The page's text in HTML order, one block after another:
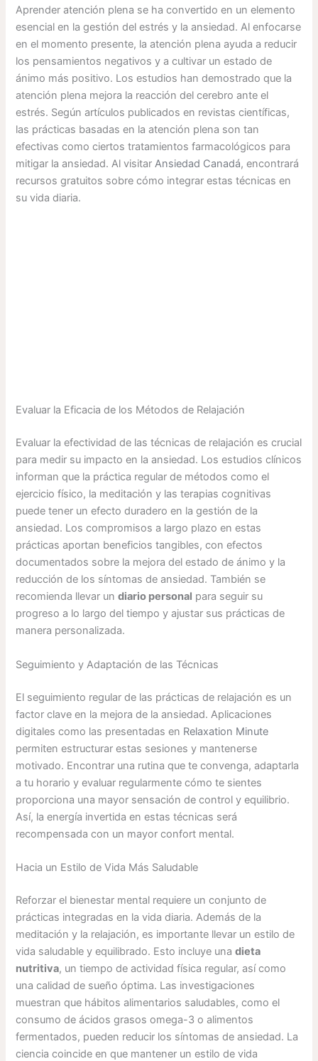
Aprender atención plena se ha convertido en un elemento
esencial en la gestión del estrés y la ansiedad. Al enfocarse
en el momento presente, la atención plena ayuda a reducir
los pensamientos negativos y a cultivar un estado de
ánimo más positivo. Los estudios han demostrado que la
atención plena mejora la reacción del cerebro ante el
estrés. Según artículos publicados en revistas científicas,
las prácticas basadas en la atención plena son tan
efectivas como ciertos tratamientos farmacológicos para
mitigar la ansiedad. Al visitarAnsiedad Canadá, encontrará
recursos gratuitos sobre cómo integrar estas técnicas en
su vida diaria.
Evaluar la Eficacia de los Métodos de Relajación
Evaluar la efectividad de las técnicas de relajación es crucial
para medir su impacto en la ansiedad. Los estudios clínicos
informan que la práctica regular de métodos como el
ejercicio físico, la meditación y las terapias cognitivas
puede tener un efecto duradero en la gestión de la
ansiedad. Los compromisos a largo plazo en estas
prácticas aportan beneficios tangibles, con efectos
documentados sobre la mejora del estado de ánimo y la
reducción de los síntomas de ansiedad. También se
recomienda llevar undiario personal para seguir su
progreso a lo largo del tiempo y ajustar sus prácticas de
manera personalizada.
Seguimiento y Adaptación de las Técnicas
El seguimiento regular de las prácticas de relajación es un
factor clave en la mejora de la ansiedad. Aplicaciones
digitales como las presentadas en Relaxation Minute
permiten estructurar estas sesiones y mantenerse
motivado. Encontrar una rutina que te convenga, adaptarla
a tu horario y evaluar regularmente cómo te sientes
proporciona una mayor sensación de control y equilibrio.
Así, la energía invertida en estas técnicas será
recompensada con un mayor confort mental.
Hacia un Estilo de Vida Más Saludable
Reforzar el bienestar mental requiere un conjunto de
prácticas integradas en la vida diaria. Además de la
meditación y la relajación, es importante llevar un estilo de
vida saludable y equilibrado. Esto incluye unadieta
nutritiva, un tiempo de actividad física regular, así como
una calidad de sueño óptima. Las investigaciones
muestran que hábitos alimentarios saludables, como el
consumo de ácidos grasos omega-3 o alimentos
fermentados, pueden reducir los síntomas de ansiedad. La
ciencia coincide en que mantener un estilo de vida